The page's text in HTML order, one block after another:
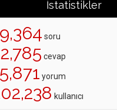
İstatistikler
soru
cevap
yorum
kullanıcı